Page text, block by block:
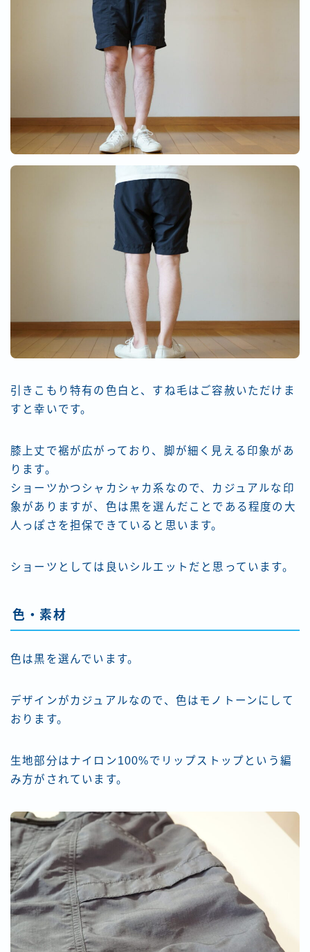
引きこもり特有の色白と、すね毛はご容赦いただけま
すと幸いです。
膝上丈で裾が広がっており、脚が細く見える印象があ
ります。
ショーツかつシャカシャカ系なので、カジュアルな印
象がありますが、色は黒を選んだことである程度の大
人っぽさを担保できていると思います。
ショーツとしては良いシルエットだと思っています。
色・素材
色は黒を選んでいます。
デザインがカジュアルなので、色はモノトーンにして
おります。
生地部分はナイロン100%でリップストップという編
み方がされています。